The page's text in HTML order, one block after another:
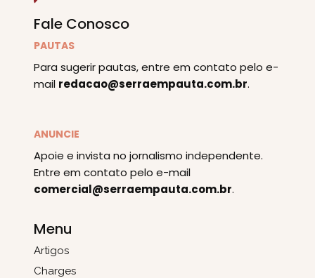
Fale Conosco
PAUTAS
Para sugerir pautas, entre em contato pelo e-
mail redacao@serraempauta.com.br.
ANUNCIE
Apoie e invista no jornalismo independente.
Entre em contato pelo e-mail
comercial@serraempauta.com.br.
Menu
Artigos
Charges